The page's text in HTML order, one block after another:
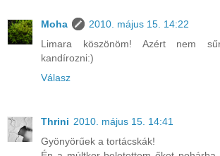
Moha
2010. május 15. 14:22
Limara köszönöm! Azért nem
kandírozni:)
Válasz
Thrini 2010. május 15. 14:41
Gyönyörűek a tortácskák!